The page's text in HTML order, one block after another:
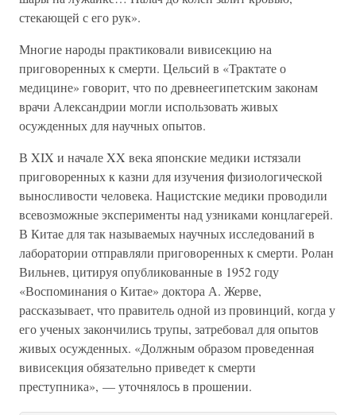
стекающей с его рук».
Многие народы практиковали вивисекцию на
приговоренных к смерти. Цельсий в «Трактате о
медицине» говорит, что по древнеегипетским законам
врачи Александрии могли использовать живых
осужденных для научных опытов.
В XIX и начале XX века японские медики истязали
приговоренных к казни для изучения физиологической
выносливости человека. Нацистские медики проводили
всевозможные эксперименты над узниками концлагерей.
В Китае для так называемых научных исследований в
лаборатории отправляли приговоренных к смерти. Ролан
Вильнев, цитируя опубликованные в 1952 году
«Воспоминания о Китае» доктора А. Жерве,
рассказывает, что правитель одной из провинций, когда у
его ученых закончились трупы, затребовал для опытов
живых осужденных. «Должным образом проведенная
вивисекция обязательно приведет к смерти
преступника», — уточнялось в прошении.